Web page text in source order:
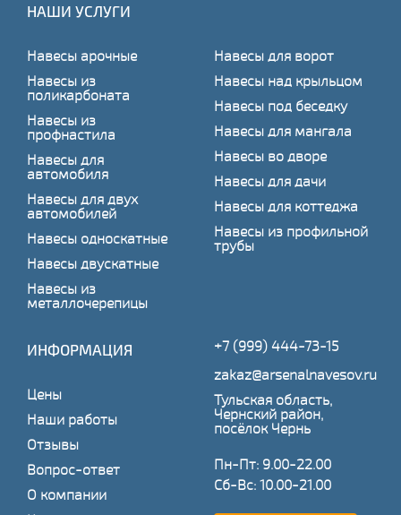
НАШИ УСЛУГИ
Навесы арочные
Навесы из
поликарбоната
Навесы из
профнастила
Навесы для
автомобиля
Навесы для двух
автомобилей
Навесы односкатные
Навесы двускатные
Навесы из
металлочерепицы
Навесы для ворот
Навесы над крыльцом
Навесы под беседку
Навесы для мангала
Навесы во дворе
Навесы для дачи
Навесы для коттеджа
Навесы из профильной
трубы
ИНФОРМАЦИЯ
Цены
Наши работы
Отзывы
Вопрос-ответ
О компании
+7 (999) 444-73-15
zakaz@arsenalnavesov.ru
Тульская область,
Чернский район,
посёлок Чернь
Пн-Пт: 9.00-22.00
Сб-Вс: 10.00-21.00